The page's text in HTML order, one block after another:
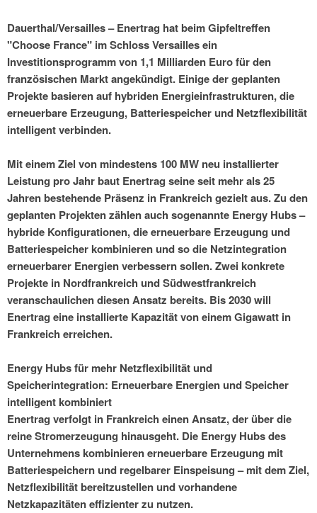
Dauerthal/Versailles – Enertrag hat beim Gipfeltreffen
"Choose France" im Schloss Versailles ein
Investitionsprogramm von 1,1 Milliarden Euro für den
französischen Markt angekündigt. Einige der geplanten
Projekte basieren auf hybriden Energieinfrastrukturen, die
erneuerbare Erzeugung, Batteriespeicher und Netzflexibilität
intelligent verbinden.
Mit einem Ziel von mindestens 100 MW neu installierter
Leistung pro Jahr baut Enertrag seine seit mehr als 25
Jahren bestehende Präsenz in Frankreich gezielt aus. Zu den
geplanten Projekten zählen auch sogenannte Energy Hubs –
hybride Konfigurationen, die erneuerbare Erzeugung und
Batteriespeicher kombinieren und so die Netzintegration
erneuerbarer Energien verbessern sollen. Zwei konkrete
Projekte in Nordfrankreich und Südwestfrankreich
veranschaulichen diesen Ansatz bereits. Bis 2030 will
Enertrag eine installierte Kapazität von einem Gigawatt in
Frankreich erreichen.
Energy Hubs für mehr Netzflexibilität und
Speicherintegration: Erneuerbare Energien und Speicher
intelligent kombiniert
Enertrag verfolgt in Frankreich einen Ansatz, der über die
reine Stromerzeugung hinausgeht. Die Energy Hubs des
Unternehmens kombinieren erneuerbare Erzeugung mit
Batteriespeichern und regelbarer Einspeisung – mit dem Ziel,
Netzflexibilität bereitzustellen und vorhandene
Netzkapazitäten effizienter zu nutzen.